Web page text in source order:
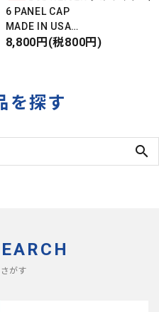
6 PANEL CAP
MADE IN USA
Front Design
8,800円(税800円)
を探す
search
がす